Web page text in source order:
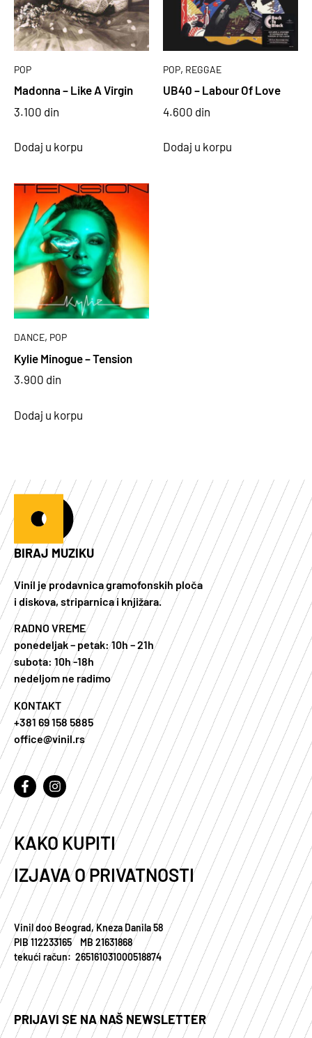
POP
Madonna – Like A Virgin
3.100 din
Dodaj u korpu
POP, REGGAE
UB40 – Labour Of Love
4.600 din
Dodaj u korpu
DANCE, POP
Kylie Minogue – Tension
3.900 din
Dodaj u korpu
BIRAJ MUZIKU
Vinil je prodavnica gramofonskih ploča
i diskova, striparnica i knjižara.
RADNO VREME
ponedeljak – petak: 10h – 21h
subota: 10h -18h
nedeljom ne radimo
KONTAKT
+381 69 158 5885
office@vinil.rs
KAKO KUPITI
IZJAVA O PRIVATNOSTI
Vinil doo Beograd, Kneza Danila 58
PIB 112233165 MB 21631868
tekući račun: 265161031000518874
PRIJAVI SE NA NAŠ NEWSLETTER